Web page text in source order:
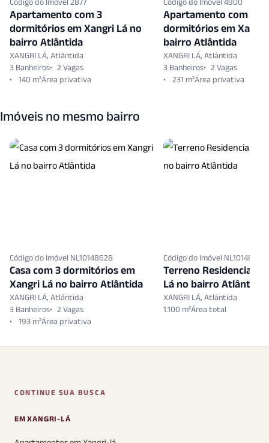
Vigilancia24 Horas
Apartamento com 3
dormitórios em Xangri Lá no
bairro Atlântida
XANGRI LÁ, Atlântida
3 Banheiros
2 Vagas
140 m²
Apartamento com 4
dormitórios em Xangri
bairro Atlântida
XANGRI LÁ, Atlântida
3 Banheiros
2 Vagas
231 m²
Imóveis no mesmo bairro
Código do Imóvel NL10148628
Casa com 3 dormitórios em
Xangri Lá no bairro Atlântida
XANGRI LÁ, Atlântida
3 Banheiros
2 Vagas
193 m²
Código do Imóvel NL10148593
Terreno Residencial
Lá no bairro Atlântida
XANGRI LÁ, Atlântida
1.100 m²
CONTINUE SUA BUSCA
EM XANGRI-LÁ